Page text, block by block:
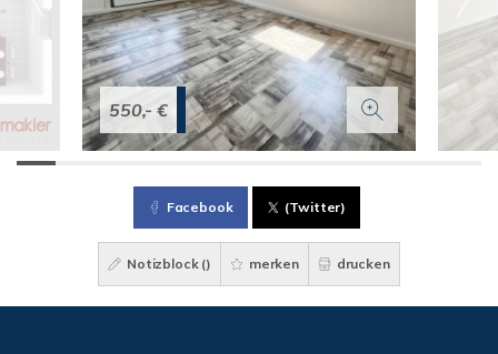
550,- €
Facebook (Twitter)
Notizblock () merken drucken